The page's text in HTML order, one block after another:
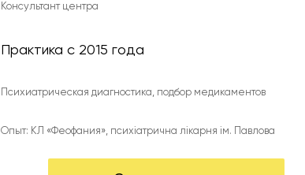
Консультант центра
Практика с 2015 года
Психиатрическая диагностика, подбор медикаментов
Опыт: КЛ «Феофания», психіатрична лікарня ім. Павлова